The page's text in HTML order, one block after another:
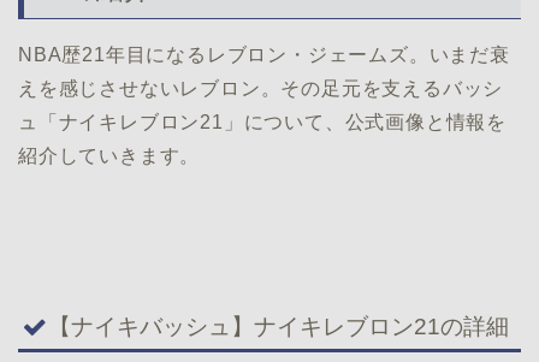
NBA歴21年目になるレブロン・ジェームズ。いまだ衰
えを感じさせないレブロン。その足元を支えるバッシ
ュ「ナイキレブロン21」について、公式画像と情報を
紹介していきます。
【ナイキバッシュ】ナイキレブロン21の詳細